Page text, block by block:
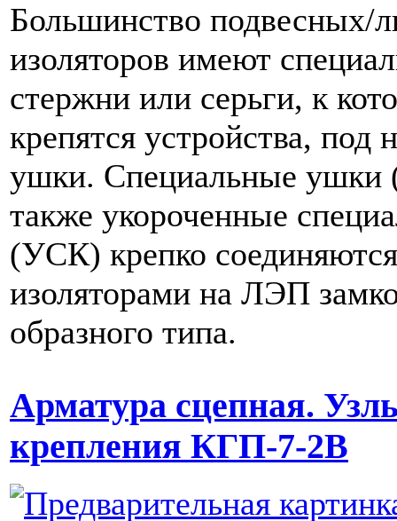
Большинство подвесных/
изоляторов имеют
стержни или серьги, к
крепятся устройства, под
ушки. Специальные ушки
также укороченные
(УСК) крепко
изоляторами на ЛЭП
образного типа.
Арматура сцепная.
крепления КГП-7-2В